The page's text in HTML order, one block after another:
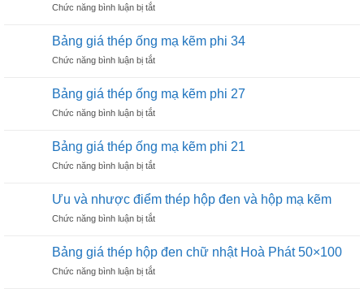
60
ống
kẽm
phi
49
Chức năng bình luận bị tắtở
thép
ống
kẽm
phi
42
Bảng giá thép ống mạ kẽm phi 34
Chức năng bình luận bị tắtở
thép
ống
kẽm
phi
34
Bảng giá thép ống mạ kẽm phi 27
Chức năng bình luận bị tắtở
thép
ống
kẽm
27
Bảng giá thép ống mạ kẽm phi 21
Chức năng bình luận bị tắtở
thép
ống
kẽm
21
Ưu và nhược điểm thép hộp đen và hộp mạ kẽm
Chức năng bình luận bị tắtở
nhược
điểm
Bảng giá thép hộp đen chữ nhật Hoà Phát 50×100
Chức năng bình luận bị tắtở